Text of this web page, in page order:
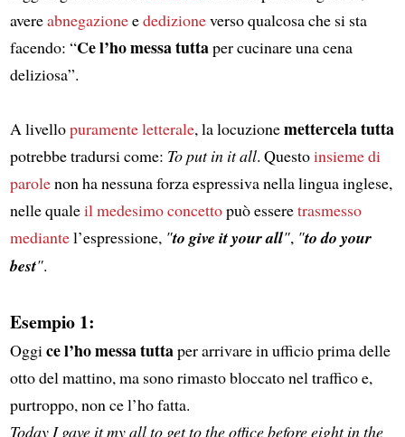
avereabnegazioneededizioneverso qualcosa che si sta
facendo: “Ce l’ho messa tuttaper cucinare una cena
deliziosa”.
A livellopuramente letterale, la locuzionemettercela tutta
potrebbe tradursi come: To put in it all. Questoinsieme di
parolenon ha nessuna forza espressiva nella lingua inglese,
nelle qualeil medesimo concettopuò esseretrasmesso
mediantel’espressione, "to give it your all", "to do your
best".
Esempio 1:
Oggi ce l’ho messa tuttaper arrivare in ufficio prima delle
otto del mattino, ma sono rimasto bloccato nel traffico e,
purtroppo, non ce l’ho fatta.
Today I gave it my all to get to the office before eight in the